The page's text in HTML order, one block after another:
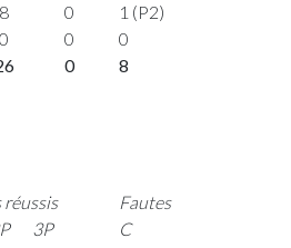
8 0
1 (P2)
0 0
0
0 8
réussis
3P
Fautes
C